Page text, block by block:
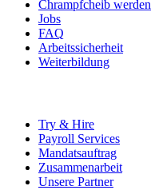
Chrampfcheib werden
Jobs
FAQ
Arbeitssicherheit
Weiterbildung
Try & Hire
Payroll Services
Mandatsauftrag
Zusammenarbeit
Unsere Partner